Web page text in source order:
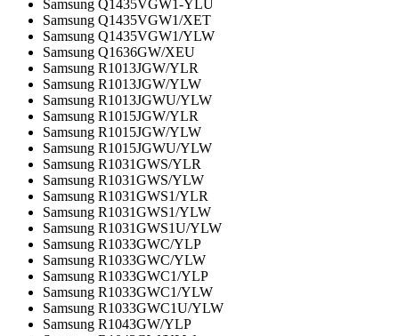
Samsung Q1435VGW1-YLU
Samsung Q1435VGW1/XET
Samsung Q1435VGW1/YLW
Samsung Q1636GW/XEU
Samsung R1013JGW/YLR
Samsung R1013JGW/YLW
Samsung R1013JGWU/YLW
Samsung R1015JGW/YLR
Samsung R1015JGW/YLW
Samsung R1015JGWU/YLW
Samsung R1031GWS/YLR
Samsung R1031GWS/YLW
Samsung R1031GWS1/YLR
Samsung R1031GWS1/YLW
Samsung R1031GWS1U/YLW
Samsung R1033GWC/YLP
Samsung R1033GWC/YLW
Samsung R1033GWC1/YLP
Samsung R1033GWC1/YLW
Samsung R1033GWC1U/YLW
Samsung R1043GW/YLP